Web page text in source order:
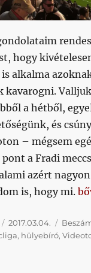
hogy
alkalma
kavarogni.
a hétből,
és
– mégsem
a Fradi
azért
is, hogy mi.
Közzétéve
2017.03.04.
, hülyebíró,